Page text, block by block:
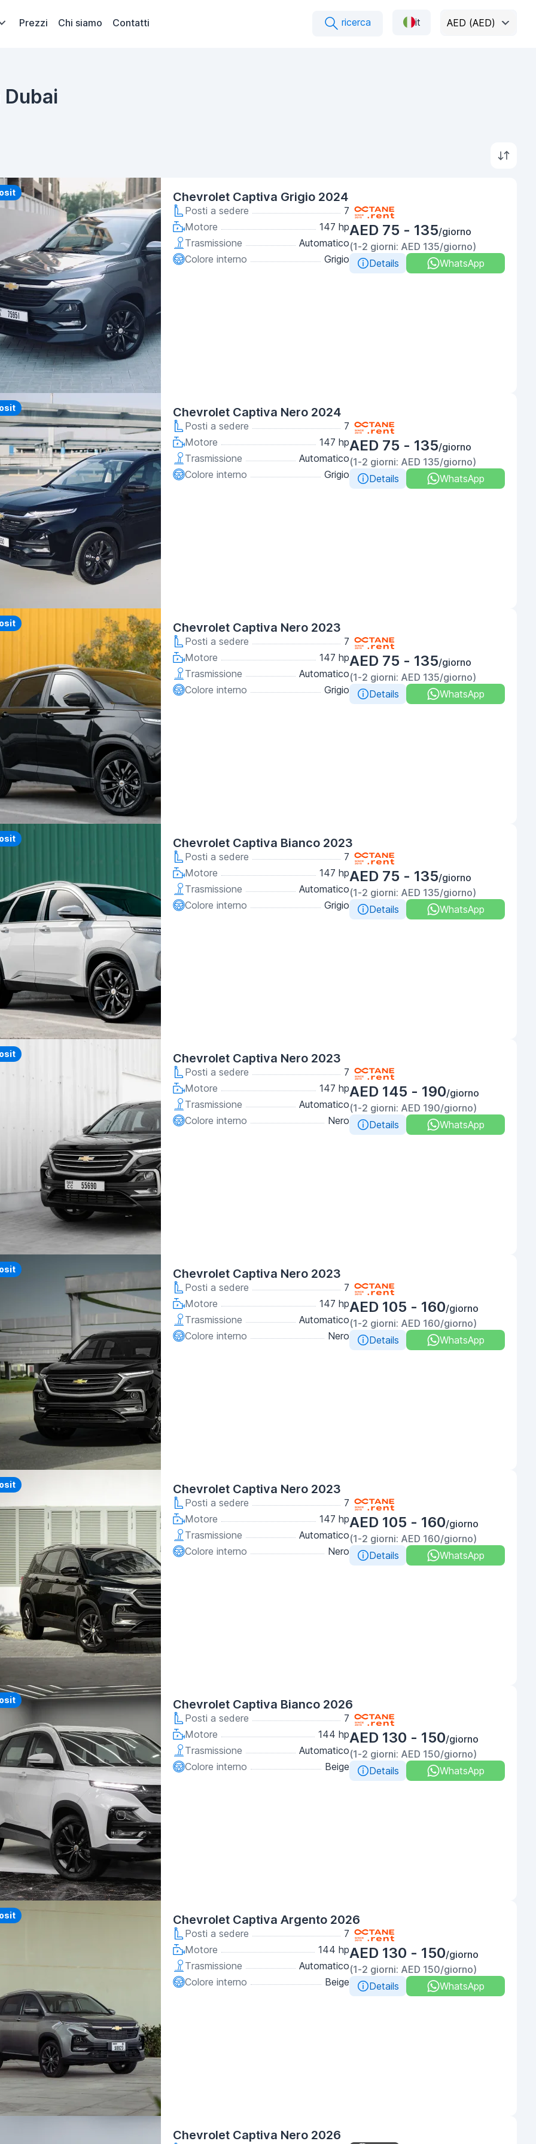
Prezzi Chi siamo Contatti ricerca it AED (AED)
Chevrolet Captiva Grigio 2024
Posti a sedere
7
Motore
147 hp
Trasmissione
Automatico
Colore interno
Grigio
AED 75 - 135/giorno
(1-2 giorni: AED 135/giorno)
Details
WhatsApp
Chevrolet Captiva Nero 2024
Posti a sedere
7
Motore
147 hp
Trasmissione
Automatico
Colore interno
Grigio
AED 75 - 135/giorno
(1-2 giorni: AED 135/giorno)
Details
WhatsApp
Chevrolet Captiva Nero 2023
Posti a sedere
7
Motore
147 hp
Trasmissione
Automatico
Colore interno
Grigio
AED 75 - 135/giorno
(1-2 giorni: AED 135/giorno)
Details
WhatsApp
Chevrolet Captiva Bianco 2023
Posti a sedere
7
Motore
147 hp
Trasmissione
Automatico
Colore interno
Grigio
AED 75 - 135/giorno
(1-2 giorni: AED 135/giorno)
Details
WhatsApp
Chevrolet Captiva Nero 2023
Posti a sedere
7
Motore
147 hp
Trasmissione
Automatico
Colore interno
Nero
AED 145 - 190/giorno
(1-2 giorni: AED 190/giorno)
Details
WhatsApp
Chevrolet Captiva Nero 2023
Posti a sedere
7
Motore
147 hp
Trasmissione
Automatico
Colore interno
Nero
AED 105 - 160/giorno
(1-2 giorni: AED 160/giorno)
Details
WhatsApp
Chevrolet Captiva Nero 2023
Posti a sedere
7
Motore
147 hp
Trasmissione
Automatico
Colore interno
Nero
AED 105 - 160/giorno
(1-2 giorni: AED 160/giorno)
Details
WhatsApp
Chevrolet Captiva Bianco 2026
Posti a sedere
7
Motore
144 hp
Trasmissione
Automatico
Colore interno
Beige
AED 130 - 150/giorno
(1-2 giorni: AED 150/giorno)
Details
WhatsApp
Chevrolet Captiva Argento 2026
Posti a sedere
7
Motore
144 hp
Trasmissione
Automatico
Colore interno
Beige
AED 130 - 150/giorno
(1-2 giorni: AED 150/giorno)
Details
WhatsApp
Chevrolet Captiva Nero 2026